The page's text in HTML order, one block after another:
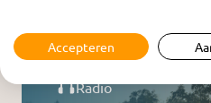
Radio
Accepteren